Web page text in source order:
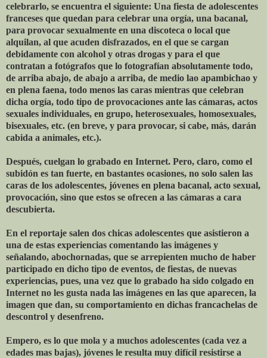
celebrarlo, se encuentra el siguiente: Una fiesta de adolescentes
franceses que quedan para celebrar una orgía, una bacanal,
para provocar sexualmente en una discoteca o local que
alquilan, al que acuden disfrazados, en el que se cargan
debidamente con alcohol y otras drogas y para el que
contratan a fotógrafos que lo fotografían absolutamente todo,
de arriba abajo, de abajo a arriba, de medio lao apambichao y
en plena faena, todo menos las caras mientras que celebran
dicha orgía, todo tipo de provocaciones ante las cámaras, actos
sexuales individuales, en grupo, heterosexuales, homosexuales,
bisexuales, etc. (en breve, y para provocar, si cabe, más, darán
cabida a animales, etc.).
Después, cuelgan lo grabado en Internet. Pero, claro, como el
subidón es tan fuerte, en bastantes ocasiones, no solo salen las
caras de los adolescentes, jóvenes en plena bacanal, acto sexual,
provocación, sino que estos se ofrecen a las cámaras a cara
descubierta.
En el reportaje salen dos chicas adolescentes que asistieron a
una de estas experiencias comentando las imágenes y
señalando, abochornadas, que se arrepienten mucho de haber
participado en dicho tipo de eventos, de fiestas, de nuevas
experiencias, pues, una vez que lo grabado ha sido colgado en
Internet no les gusta nada las imágenes en las que aparecen, la
imagen que dan, su comportamiento en dichas francachelas de
descontrol y desenfreno.
Empero, es lo que mola y a muchos adolescentes (cada vez a
edades mas bajas), jóvenes le resulta muy difícil resistirse a